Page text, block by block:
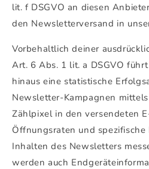
lit. f DSGVO an diesen
den Newsletterversand in
Vorbehaltlich deiner
Art. 6 Abs. 1 lit. a DSGVO
hinaus eine statistische
Newsletter-Kampagnen
Zählpixel in den versendeten
Öffnungsraten und
Inhalten des Newsletters
werden auch